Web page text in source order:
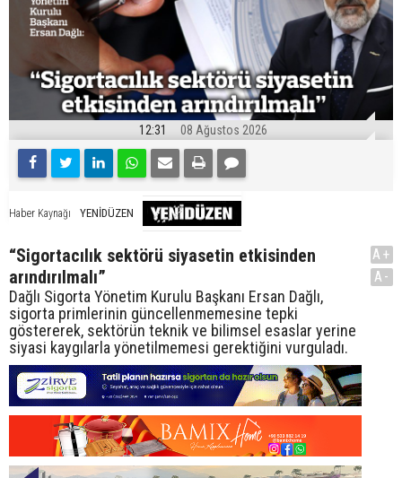
12:31 08 Ağustos 2026
Haber Kaynağı YENİDÜZEN
“Sigortacılık sektörü siyasetin etkisinden
arındırılmalı”
Dağlı Sigorta Yönetim Kurulu Başkanı Ersan Dağlı,
sigorta primlerinin güncellenmemesine tepki
göstererek, sektörün teknik ve bilimsel esaslar yerine
siyasi kaygılarla yönetilmemesi gerektiğini vurguladı.
A+
A-